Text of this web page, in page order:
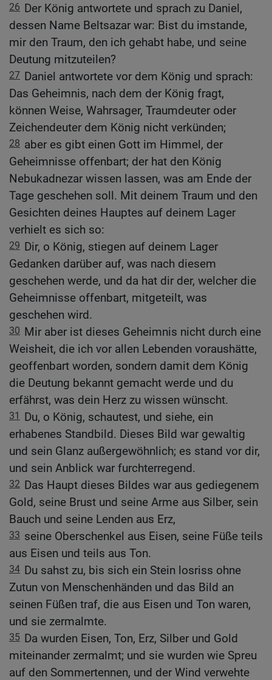
26 Der König antwortete und sprach zu Daniel,
dessen Name Beltsazar war: Bist du imstande,
mir den Traum, den ich gehabt habe, und seine
Deutung mitzuteilen?
27 Daniel antwortete vor dem König und sprach:
Das Geheimnis, nach dem der König fragt,
können Weise, Wahrsager, Traumdeuter oder
Zeichendeuter dem König nicht verkünden;
28 aber es gibt einen Gott im Himmel, der
Geheimnisse offenbart; der hat den König
Nebukadnezar wissen lassen, was am Ende der
Tage geschehen soll. Mit deinem Traum und den
Gesichten deines Hauptes auf deinem Lager
verhielt es sich so:
29 Dir, o König, stiegen auf deinem Lager
Gedanken darüber auf, was nach diesem
geschehen werde, und da hat dir der, welcher die
Geheimnisse offenbart, mitgeteilt, was
geschehen wird.
30 Mir aber ist dieses Geheimnis nicht durch eine
Weisheit, die ich vor allen Lebenden voraushätte,
geoffenbart worden, sondern damit dem König
die Deutung bekannt gemacht werde und du
erfährst, was dein Herz zu wissen wünscht.
31 Du, o König, schautest, und siehe, ein
erhabenes Standbild. Dieses Bild war gewaltig
und sein Glanz außergewöhnlich; es stand vor dir,
und sein Anblick war furchterregend.
32 Das Haupt dieses Bildes war aus gediegenem
Gold, seine Brust und seine Arme aus Silber, sein
Bauch und seine Lenden aus Erz,
33 seine Oberschenkel aus Eisen, seine Füße teils
aus Eisen und teils aus Ton.
34 Du sahst zu, bis sich ein Stein losriss ohne
Zutun von Menschenhänden und das Bild an
seinen Füßen traf, die aus Eisen und Ton waren,
und sie zermalmte.
35 Da wurden Eisen, Ton, Erz, Silber und Gold
miteinander zermalmt; und sie wurden wie Spreu
auf den Sommertennen, und der Wind verwehte